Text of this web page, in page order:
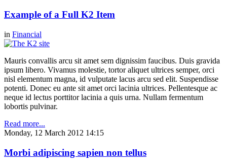
Example of a Full K2 Item
in Financial
Mauris convallis arcu sit amet sem dignissim faucibus. Duis gravida
ipsum libero. Vivamus molestie, tortor aliquet ultrices semper, orci
nisl elementum magna, id vulputate lacus arcu sed elit. Suspendisse
potenti. Donec eu ante sit amet orci lacinia ultrices. Pellentesque ac
neque id lectus porttitor lacinia a quis urna. Nullam fermentum
lobortis pulvinar.
Read more...
Monday, 12 March 2012 14:15
Morbi adipiscing sapien non tellus